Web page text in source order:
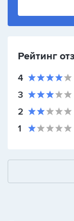
Рейтинг
4
3
2
1